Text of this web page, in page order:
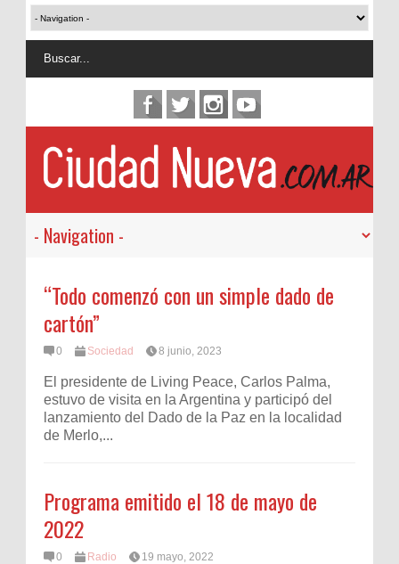
“Todo comenzó con un simple dado de
cartón”
0 Sociedad 8 junio, 2023
El presidente de Living Peace, Carlos Palma,
estuvo de visita en la Argentina y participó del
lanzamiento del Dado de la Paz en la localidad
de Merlo,...
Programa emitido el 18 de mayo de
2022
0 Radio 19 mayo, 2022